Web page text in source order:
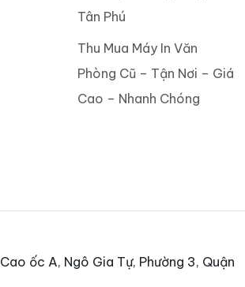
Tân Phú
Thu Mua Máy In Văn
Phòng Cũ – Tận Nơi – Giá
Cao – Nhanh Chóng
Cao ốc A, Ngô Gia Tự, Phường 3, Quận